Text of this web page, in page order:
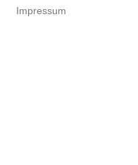
Impressum